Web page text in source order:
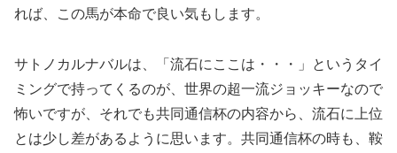
れば、この馬が本命で良い気もします。
サトノカルナバルは、「流石にここは・・・」というタイ
ミングで持ってくるのが、世界の超一流ジョッキーなので
怖いですが、それでも共同通信杯の内容から、流石に上位
とは少し差があるように思います。共同通信杯の時も、鞍